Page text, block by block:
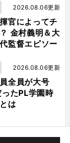
官によってチ
金村義明＆大
監督エピソー
2026.08.06更新
全員が大号
たPL学園時
は
2026.08.06更新